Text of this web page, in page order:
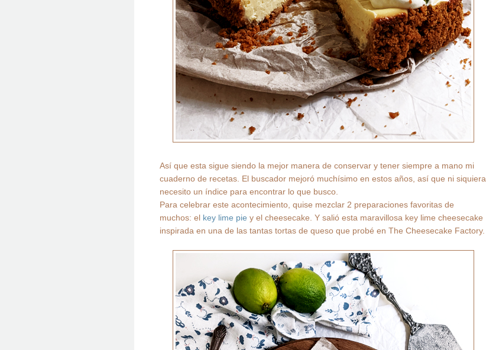
Así que esta sigue siendo la mejor manera de conservar y tener siempre a mano mi
cuaderno de recetas. El buscador mejoró muchísimo en estos años, así que ni siquiera
necesito un índice para encontrar lo que busco.
Para celebrar este acontecimiento, quise mezclar 2 preparaciones favoritas de
muchos: el key lime pie y el cheesecake. Y salió esta maravillosa key lime cheesecake
inspirada en una de las tantas tortas de queso que probé en The Cheesecake Factory.